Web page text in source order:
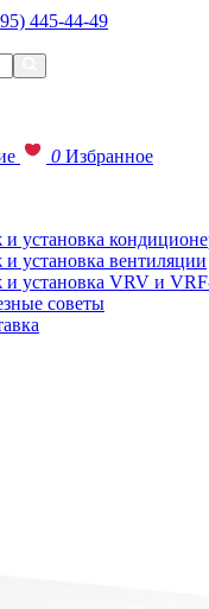
445-44-49
0 Избранное
установка
установка вентиляции
установка VRV и
советы